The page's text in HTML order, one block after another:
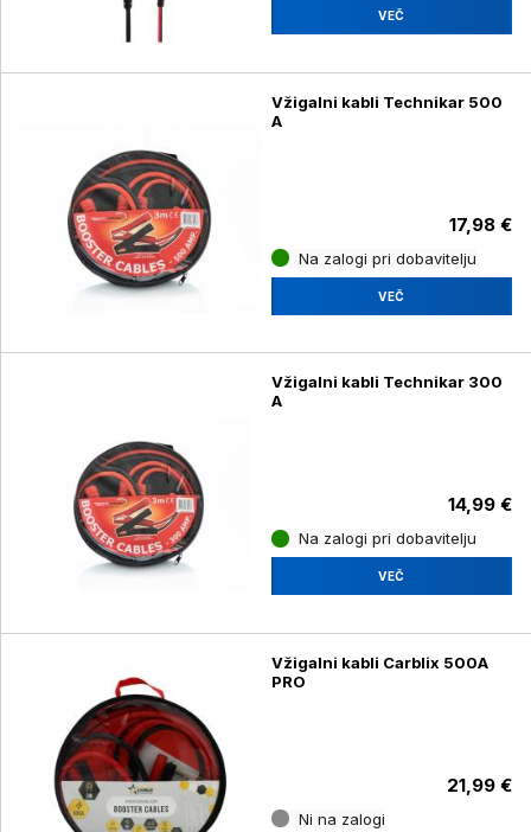
VEČ
Vžigalni kabli Technikar 500
A
17,98 €
Na zalogi pri dobavitelju
VEČ
Vžigalni kabli Technikar 300
A
14,99 €
Na zalogi pri dobavitelju
VEČ
Vžigalni kabli Carblix 500A
PRO
21,99 €
Ni na zalogi